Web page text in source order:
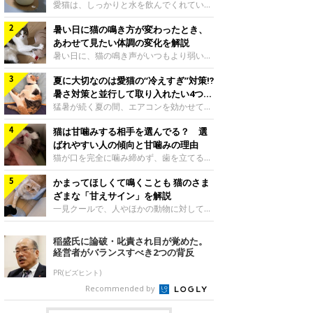
入れ方を解説
愛猫は、しっかりと水を飲んでくれていま
すか？ 夏場はエアコンで室内が涼しいこ
ともあり、猫があまり水を飲まないこと
も。積極的に水分を摂らせるためには、給
水方法を見直したり、フードから水分を摂
らせたりする方法があります。今回は獣医
師の重本仁先生に、猫に水分を摂らせるた
めにできるためできる工夫を教えていただ
きました。ボウルの高さを愛猫の好みにね
このきもち投稿写真ギャラリー水飲みボウ
ルの高さは、猫が飲むときに頭が胃より下
にならないように設定すると飲みやすいで
しょう。首を深く折り曲げずに済むため、
関節や食道への負
暑い日に猫の鳴き方が変わったとき、
あわせて見たい体調の変化を解説
暑い日に、猫の鳴き声がいつもより弱い、
かすれる、しつこく鳴くなど、ふだんと違
って聞こえることがあります。 そんなと
き、あわせてどのような様子を確認したら
よいのでしょうか。暑い日に猫の鳴き方が
変わるときの見方や注意したい体調の変化
などについて、ねこのきもち獣医師相談室
の山口みき先生に伺いました。 鳴き方の
変化だけで判断せず、全身の様子も確認し
てねこのきもち投稿写真ギャラリー猫の鳴
き方が変わったとき、暑さと関係している
ように見えることがあります。 ただ、鳴
き声だけで原因を決めるのは難しく、体調
や環境の変化を
夏に大切なのは愛猫の“冷えすぎ”対策⁉
暑さ対策と並行して取り入れたい4つの
工夫
猛暑が続く夏の間、エアコンを効かせて室
内を冷やしますよね。しかし、人にとって
は快適な温度でも、猫にとっては温度が低
すぎることも。暑さ対策と並行して、冷え
すぎ対策もしっかりと行うことが大切で
す。今回は獣医師の重本仁先生に、猫の冷
えすぎを防ぐ4つの対策を教えていただき
ました。（1） 冷房の効いていない部屋に
行き来できるようにするねこのきもち投稿
写真ギャラリー猫が寒いと感じたときに、
ましょう。冷房の効いていない部屋や廊下
へも自由に行き来できるように、ドアは猫
が通れる程度に
猫は甘噛みする相手を選んでる？ 選
ばれやすい人の傾向と甘噛みの理由
猫が口を完全に噛み締めず、歯を立てる程
度に噛む“甘噛み”。遊びやスキンシップの
ときに繰り出すことがありますが、同じ家
族でも噛まれる頻度に違いがあると感じる
ことも。ねこのきもちWEB MAGAZINEで
は、飼い主さんたちにアンケートを実施
し、愛猫が甘噛みする相手を選んでいると
感じる状況を教えてもらいました。また、
ねこのきもち獣医師相談室の原駿太朗先生
には、実際に猫は甘噛みする相手を選んで
いるのか、その真相をお聞きします。約6
割の飼い主さんが「甘噛みする相手を選ん
でいる」と感じていた※2026年5月実施
かまってほしくて鳴くことも 猫のさま
ざまな「甘えサイン」を解説
一見クールで、人やほかの動物に対してあ
まり求めないように見える猫。しかし、実
は甘えん坊な性格の猫も少なくありませ
ん。今回は猫たちが出している“甘えサイ
ン”について、帝京科学大学生命環境学部
アニマルサイエンス学科准教授の加隈良枝
先生に教えていただきました。鳴くのは、
かまってほしいサインねこのきもち投稿写
真ギャラリーもともと、子猫が親猫に対し
稲盛氏に論破・叱責され目が覚めた。
経営者がバランスすべき2つの背反
PR(ビズヒント)
Recommended by